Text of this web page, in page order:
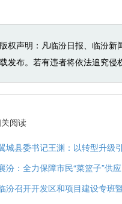
版权声明：凡临汾日报、临汾
载发布。若有违者将依法追究侵
阅读
城县委书记王渊：以转型升级
汾：全力保障市民“菜篮子”供应
汾召开开发区和项目建设专班